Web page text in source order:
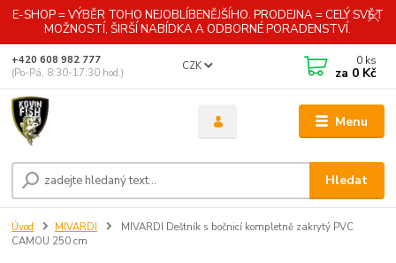
E-SHOP = VÝBĚR TOHO NEJOBLÍBENĚJŠÍHO. PRODEJNA = CELÝ SVĚT
MOŽNOSTÍ, ŠIRŠÍ NABÍDKA A ODBORNÉ PORADENSTVÍ.
Menu
CZK
Hledat
+420 608 982 777
(Po-Pá, 8:30-17:30 hod.)
0 ks
za 0 Kč
Úvod MIVARDI
MIVARDI Deštník s bočnicí kompletně zakrytý PVC
CAMOU 250 cm